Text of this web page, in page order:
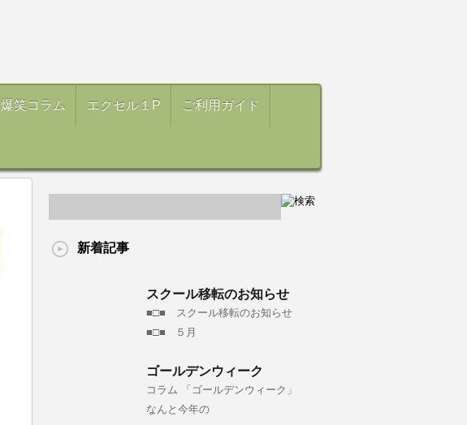
爆笑コラム エクセル１P ご利用ガイド
新着記事
スクール移転のお知らせ
■□■ スクール移転のお知らせ
■□■ ５月
ゴールデンウィーク
コラム 「ゴールデンウィーク」
なんと今年の